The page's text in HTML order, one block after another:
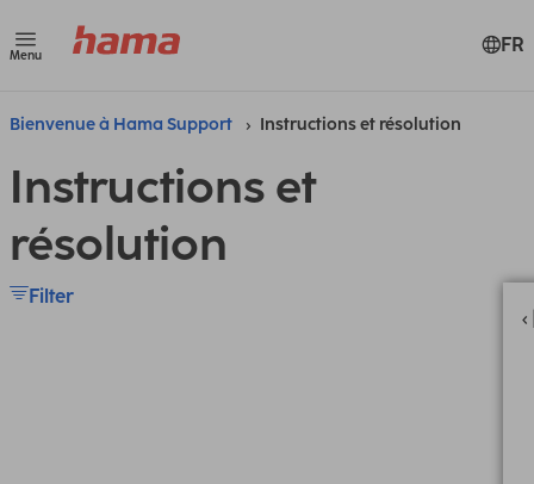
Menu FR
Bienvenue à Hama Support Instructions et résolution
Instructions et
résolution
Filter